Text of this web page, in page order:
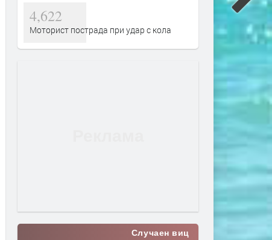
4,622
Моторист пострада при удар с кола
Случаен виц